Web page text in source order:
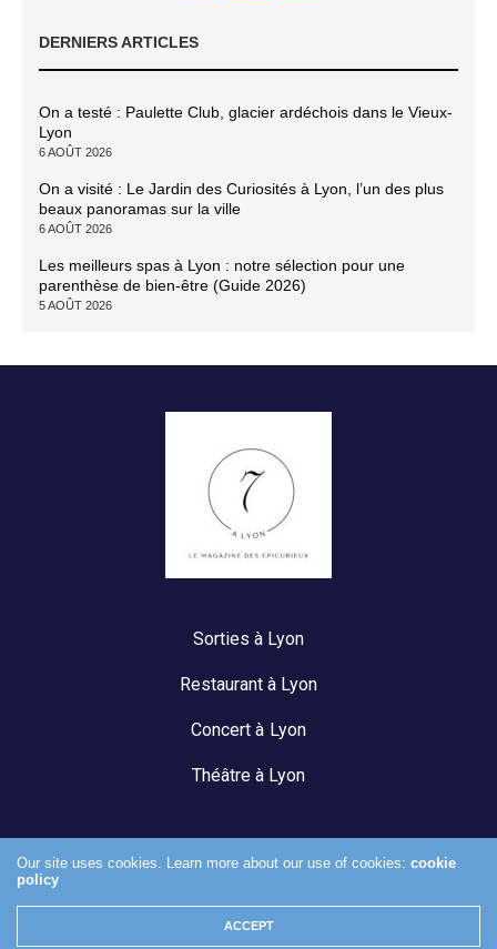
DERNIERS ARTICLES
On a testé : Paulette Club, glacier ardéchois dans le Vieux-
Lyon
6 AOÛT 2026
On a visité : Le Jardin des Curiosités à Lyon, l’un des plus
beaux panoramas sur la ville
6 AOÛT 2026
Les meilleurs spas à Lyon : notre sélection pour une
parenthèse de bien-être (Guide 2026)
5 AOÛT 2026
Sorties à Lyon
Restaurant à Lyon
Concert à Lyon
Théâtre à Lyon
Mentions légales
Our site uses cookies. Learn more about our use of cookies:cookie
policy
ACCEPT